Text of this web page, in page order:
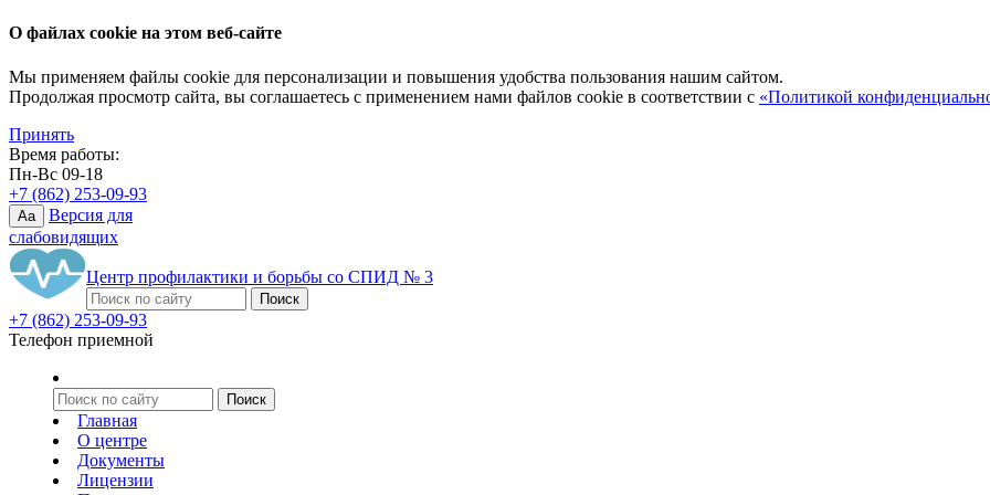
О файлах cookie на этом веб-сайте
Мы применяем файлы cookie для персонализации и повышения удобства пользования нашим сайтом.
Продолжая просмотр сайта, вы соглашаетесь с применением нами файлов cookie в соответствии с «Политикой
Принять
Время работы:
Пн-Вс 09-18
+7 (862) 253-09-93
Aa
Версия для
слабовидящих
Центр профилактики и борьбы со СПИД № 3
+7 (862) 253-09-93
Телефон приемной
Главная
О центре
Документы
Лицензии